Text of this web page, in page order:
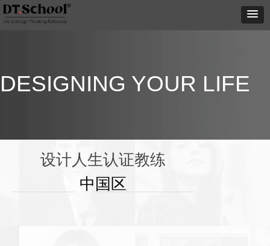
DESIGNING YOUR LIFE
设计人生认证教练
中国区